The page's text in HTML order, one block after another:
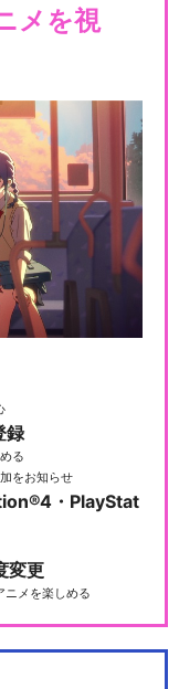
アイカツオンパレ
ネット！
ツプラネット！
プリパラ THE M
メを視
録
る
をお知らせ
・PlayStat
変更
ニメを楽しめる